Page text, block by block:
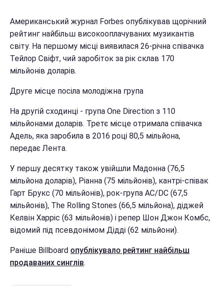
Американський журнал Forbes опублікував щорічний
рейтинг найбільш високооплачуваних музикантів
світу. На першому місці виявилася 26-річна співачка
Тейлор Свіфт, чий заробіток за рік склав 170
мільйонів доларів.
Друге місце посіла молодіжна група
На другій сходинці - група One Direction з 110
мільйонами доларів. Третє місце отримала співачка
Адель, яка заробила в 2016 році 80,5 мільйона,
передає Лента.
У першу десятку також увійшли Мадонна (76,5
мільйона доларів), Ріанна (75 мільйонів), кантрі-співак
Гарт Брукс (70 мільйонів), рок-група AC/DC (67,5
мільйонів), The Rolling Stones (66,5 мільйона), діджей
Келвін Харріс (63 мільйонів) і репер Шон Джон Комбс,
відомий під псевдонімом Дідді (62 мільйони).
Раніше Billboard опублікувало рейтинг найбільш
продаваних синглів.